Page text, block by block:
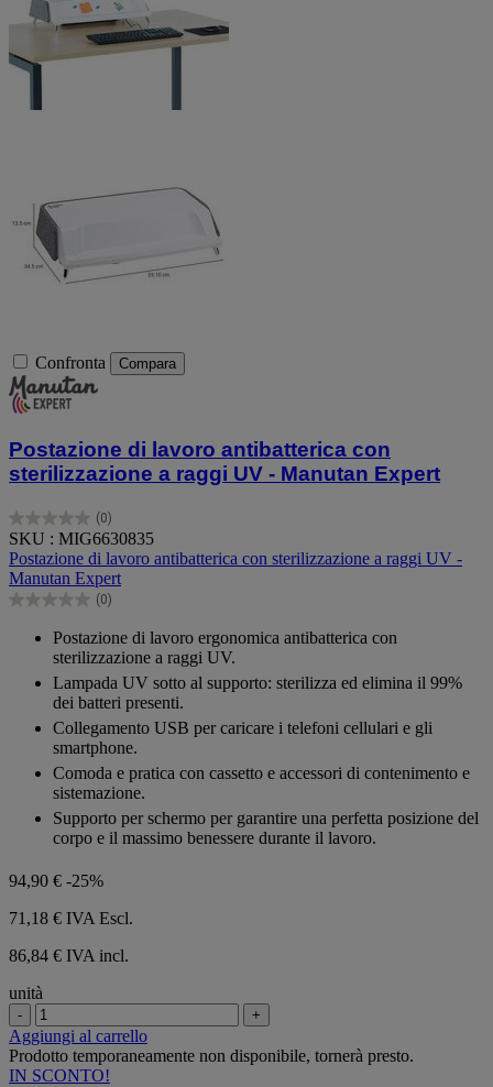
Confronta Compara
Postazione di lavoro antibatterica con
sterilizzazione a raggi UV - Manutan Expert
(0)
0.0
su
5
stelle.
SKU : MIG6630835
Postazione di lavoro antibatterica con sterilizzazione a raggi UV -
Manutan Expert
(0)
0.0
Postazione di lavoro ergonomica antibatterica con
sterilizzazione a raggi UV.
Lampada UV sotto al supporto: sterilizza ed elimina il 99%
dei batteri presenti.
Collegamento USB per caricare i telefoni cellulari e gli
smartphone.
Comoda e pratica con cassetto e accessori di contenimento e
sistemazione.
Supporto per schermo per garantire una perfetta posizione del
corpo e il massimo benessere durante il lavoro.
94,90 € -25%
71,18 € IVA Escl.
86,84 € IVA incl.
unità
- +
Aggiungi al carrello
Prodotto temporaneamente non disponibile, tornerà presto.
IN SCONTO!